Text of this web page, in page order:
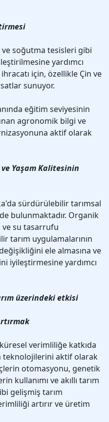
ve soğutma tesisleri gibi
yardımcı
için, özellikle Çin ve
sunuyor.
eğitim seviyesinin
agronomik bilgi ve
aktif olarak
Yaşam Kalitesinin
sürdürülebilir tarımsal
bulunmaktadır. Organik
ve su tasarrufu
tarım uygulamalarının
ele almasına ve
iyileştirmesine yardımcı
üzerindeki etkisi
verimliliğe katkıda
teknolojilerini aktif olarak
otomasyonu, genetik
kullanımı ve akıllı tarım
gelişmiş tarım
artırır ve üretim